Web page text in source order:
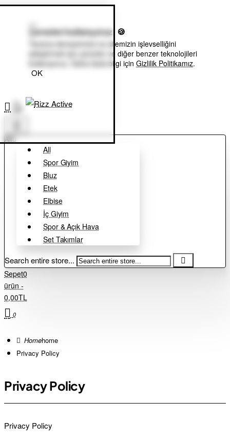
Çerezleri kullanıyoruz. 🍪
Tarama deneyiminizi ve sitemizin işlevselliğini
iyileştirmek için çerezler ve diğer benzer teknolojileri
kullanıyoruz. Daha fazla bilgi için Gizlilik Politikamız.
OK
All
All
Spor Giyim
Bluz
Etek
Elbise
İç Giyim
Spor & Açık Hava
Set Takımlar
Search entire store...
Sepet0
ürün -
0,00TL
0
home
Privacy Policy
Privacy Policy
Privacy Policy